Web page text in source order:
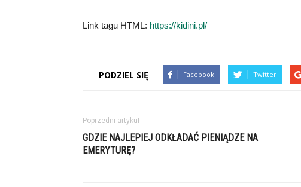
Link tagu HTML: https://kidini.pl/
PODZIEL SIĘ Facebook Twitter
Poprzedni artykuł
GDZIE NAJLEPIEJ ODKŁADAĆ PIENIĄDZE NA
EMERYTURĘ?